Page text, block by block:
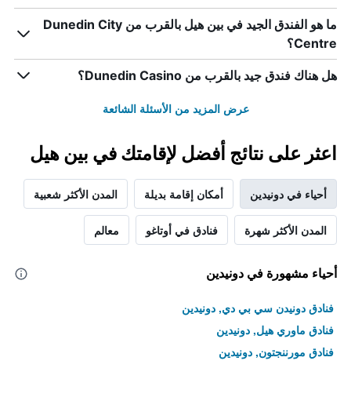
ما هو الفندق الجيد في بين هيل بالقرب من Dunedin City
Centre؟
هل هناك فندق جيد بالقرب من Dunedin Casino؟
عرض المزيد من الأسئلة الشائعة
اعثر على نتائج أفضل لإقامتك في بين هيل
أحياء في دونيدين أمكان إقامة بديلة المدن الأكثر شعبية
المدن الأكثر شهرة فنادق في أوتاغو معالم
أحياء مشهورة في دونيدين
فنادق دونيدن سي بي دي, دونيدين
فنادق ماوري هيل, دونيدين
فنادق مورننجتون, دونيدين